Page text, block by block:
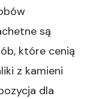
są
które cenią
z kamieni
dla